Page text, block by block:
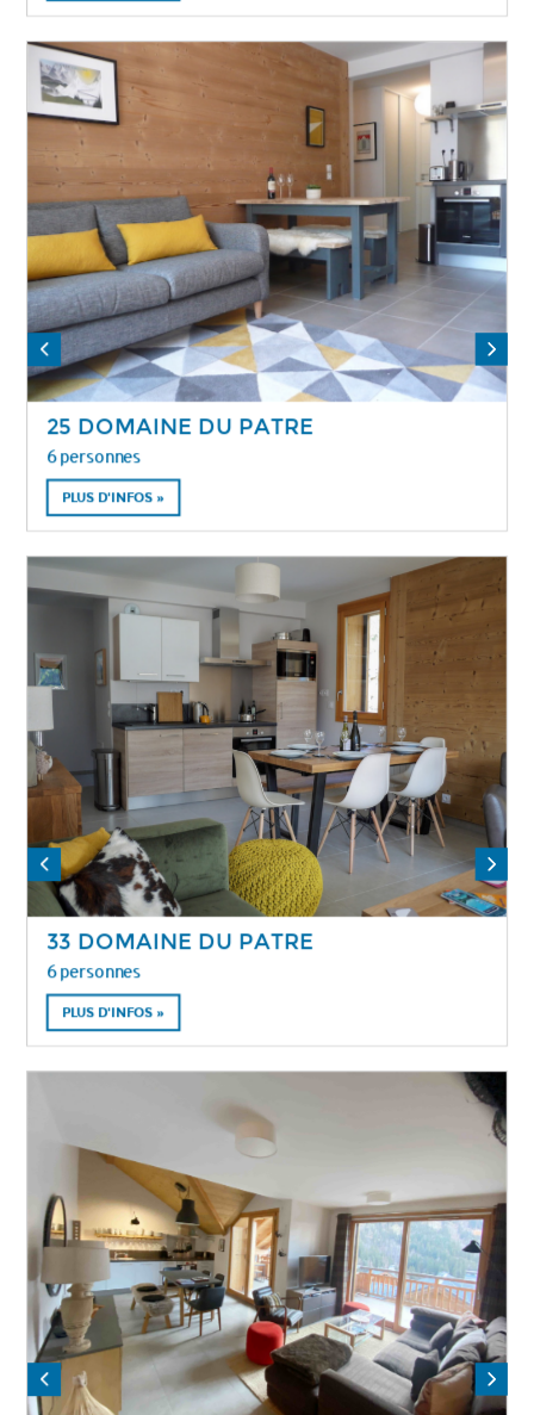
25 DOMAINE DU PATRE
6 personnes
PLUS D'INFOS »
33 DOMAINE DU PATRE
6 personnes
PLUS D'INFOS »